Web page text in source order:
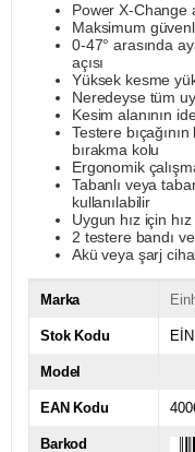
Power X-Change
Maksimum
0-47° arasında
açısı
Yüksek kesme
Neredeyse tüm
Kesim alanının
Testere
bırakma kolu
Ergonomik
Tabanlı veya
kullanılabilir
Uygun hız için
2 testere bandı
Akü veya şarj
Marka
Stok Kodu
Model
EAN Kodu
Barkod